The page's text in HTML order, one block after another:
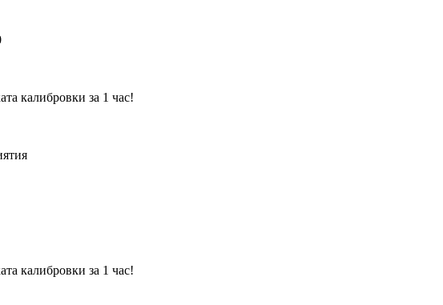
калибровки за 1 час!
калибровки за 1 час!